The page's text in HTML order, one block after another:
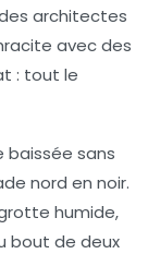
architectes
avec des
: tout le
baissée sans
nord en noir.
humide,
bout de deux